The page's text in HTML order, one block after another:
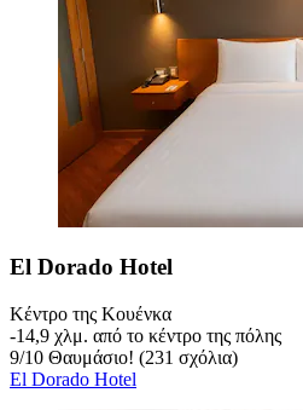
El Dorado Hotel
Κέντρο της Κουένκα
‐14,9 χλμ. από το κέντρο της πόλης
9/10 Θαυμάσιο! (231 σχόλια)
El Dorado Hotel